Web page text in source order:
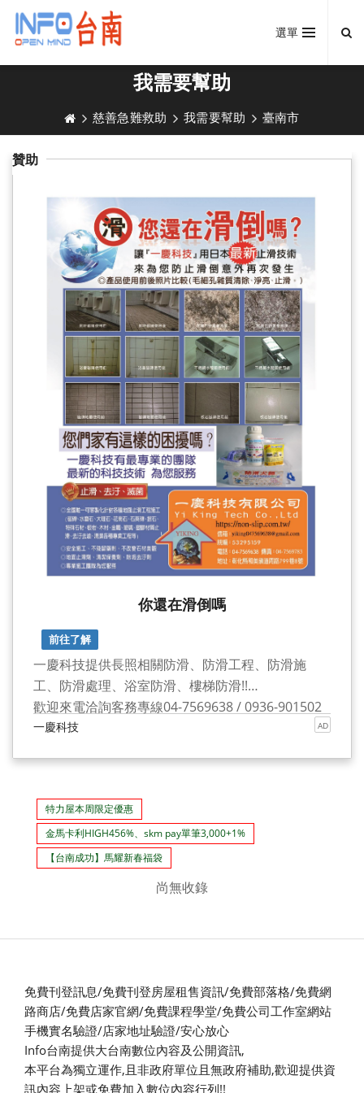
選單
我需要幫助
慈善急難救助 我需要幫助 臺南市
贊助
你還在滑倒嗎
前往了解
一慶科技提供長照相關防滑、防滑工程、防滑施
工、防滑處理、浴室防滑、樓梯防滑!!
歡迎來電洽詢客務專線04-7569638 / 0936-901502
一慶科技 AD
特力屋本周限定優惠
金馬卡利HIGH456%、skm pay單筆3,000+1%
【台南成功】馬耀新春福袋
尚無收錄
免費刊登訊息/免費刊登房屋租售資訊/免費部落格/免費網
路商店/免費店家官網/免費課程學堂/免費公司工作室網站
手機實名驗證/店家地址驗證/安心放心
Info台南提供大台南數位內容及公開資訊,
本平台為獨立運作,且非政府單位且無政府補助,歡迎提供資
訊內容上架或免費加入數位內容行列!!